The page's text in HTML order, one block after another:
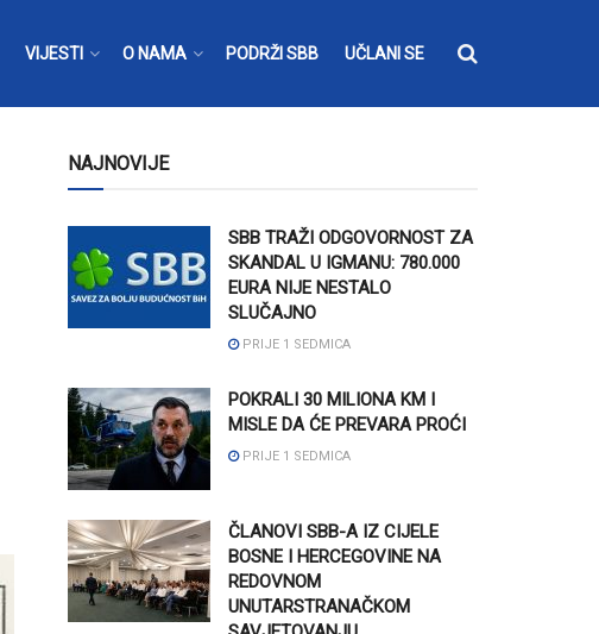
VIJESTI O NAMA PODRŽI SBB UČLANI SE
NAJNOVIJE
SBB TRAŽI ODGOVORNOST ZA
SKANDAL U IGMANU: 780.000
EURA NIJE NESTALO
SLUČAJNO
PRIJE 1 SEDMICA
POKRALI 30 MILIONA KM I
MISLE DA ĆE PREVARA PROĆI
PRIJE 1 SEDMICA
ČLANOVI SBB-A IZ CIJELE
BOSNE I HERCEGOVINE NA
REDOVNOM
UNUTARSTRANAČKOM